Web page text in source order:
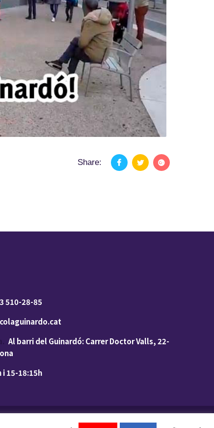
Share:
510-28-85
Al barri del Guinardó: Carrer Doctor Valls, 22-
i 15-18:15h